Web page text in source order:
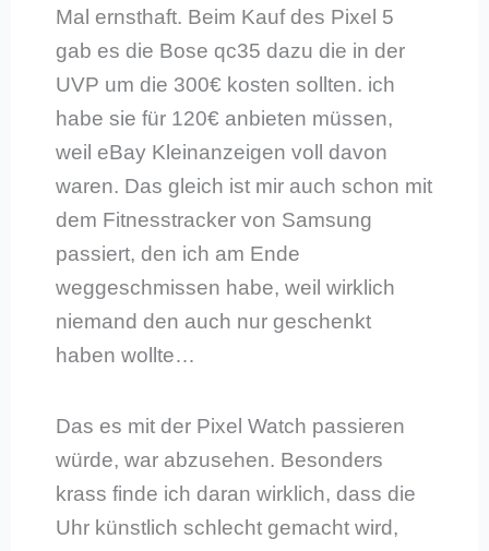
Mal ernsthaft. Beim Kauf des Pixel 5
gab es die Bose qc35 dazu die in der
UVP um die 300€ kosten sollten. ich
habe sie für 120€ anbieten müssen,
weil eBay Kleinanzeigen voll davon
waren. Das gleich ist mir auch schon mit
dem Fitnesstracker von Samsung
passiert, den ich am Ende
weggeschmissen habe, weil wirklich
niemand den auch nur geschenkt
haben wollte…
Das es mit der Pixel Watch passieren
würde, war abzusehen. Besonders
krass finde ich daran wirklich, dass die
Uhr künstlich schlecht gemacht wird,